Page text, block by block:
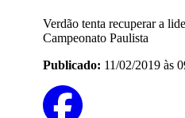
Verdão tenta recuperar a
Campeonato Paulista
Publicado: 11/02/2019 às